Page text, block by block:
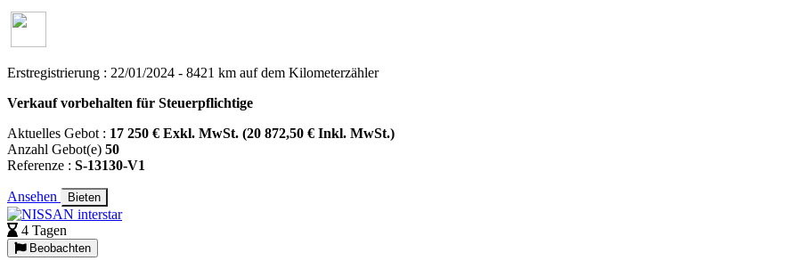
Erstregistrierung : 22/01/2024 - 8421 km auf dem Kilometerzähler
Verkauf vorbehalten für Steuerpflichtige
Aktuelles Gebot : 17 250 € Exkl. MwSt. (20 872,50 € Inkl. MwSt.)
Anzahl Gebot(e) 50
Referenze : S-13130-V1
Ansehen Bieten
4 Tagen
Beobachten